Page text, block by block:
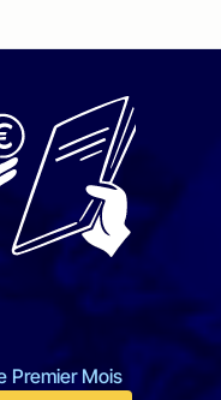
Premier Mois